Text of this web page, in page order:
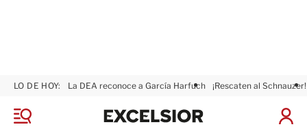
M
LO DE HOY: La DEA reconoce a García Harfuch ¡Rescaten al Schnauzer!
I
x